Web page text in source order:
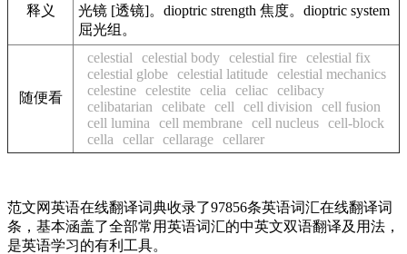
释义
光镜 [透镜]。dioptric strength 焦度。dioptric system
屈光组。
随便看
celestial celestial body celestial fire celestial fix
celestial globe celestial latitude celestial mechanics
celestine celestite celia celiac celibacy
celibatarian
celibate cell cell division
cell fusion
cell lumina
cell membrane cell nucleus cell-block
cella
cellar cellarage cellarer
范文网英语在线翻译词典收录了97856条英语词汇在线翻译词
条，基本涵盖了全部常用英语词汇的中英文双语翻译及用法，
是英语学习的有利工具。